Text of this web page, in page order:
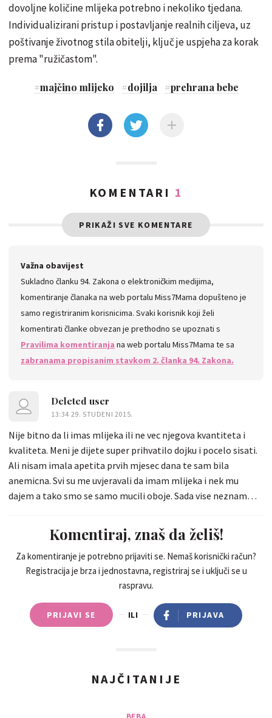
dovoljne količine mlijeka potrebno i nekoliko tjedana.
Individualizirani pristup i postavljanje realnih ciljeva, uz
poštivanje životnog stila obitelji, ključ je uspjeha za korak
prema "ružičastom".
#majčino mlijeko #dojilja #prehrana bebe
KOMENTARI 1
PRIKAŽI SVE KOMENTARE
Važna obavijest
Sukladno članku 94. Zakona o elektroničkim medijima,
komentiranje članaka na web portalu Miss7Mama dopušteno je
samo registriranim korisnicima. Svaki korisnik koji želi
komentirati članke obvezan je prethodno se upoznati s
Pravilima komentiranja na web portalu Miss7Mama te sa
zabranama propisanim stavkom 2. članka 94. Zakona.
Deleted user
13:34 29. STUDENI 2015.
Nije bitno da li imas mlijeka ili ne vec njegova kvantiteta i
kvaliteta. Meni je dijete super prihvatilo dojku i pocelo sisati.
Ali nisam imala apetita prvih mjesec dana te sam bila
anemicna. Svi su me uvjeravali da imam mlijeka i nek mu
dajem a tako smo se samo mucili oboje. Sada vise neznam
pocela davati umjetno mlijeko prestao je tako plakati i oboje
smo napokon poceli uzivati jedno u drugom. Zene majke
slusajte svoju intuiciju uvijek ako ne zelite poslije zaliti [:07a:]
Komentiraj, znaš da želiš!
Za komentiranje je potrebno prijaviti se. Nemaš korisnički račun?
Registracija je brza i jednostavna, registriraj se i uključi se u
raspravu.
PRIJAVI SE ILI PRIJAVA
NAJČITANIJE